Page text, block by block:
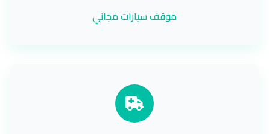
موقف سيارات مجاني